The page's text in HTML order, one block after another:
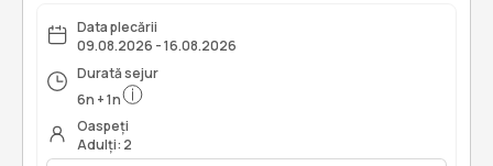
Data plecării
09.08.2026 - 16.08.2026
Durată sejur
6n +1n
Oaspeți
Adulți: 2